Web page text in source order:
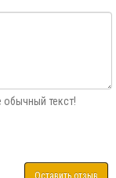
обычный текст!
Оставить отзыв